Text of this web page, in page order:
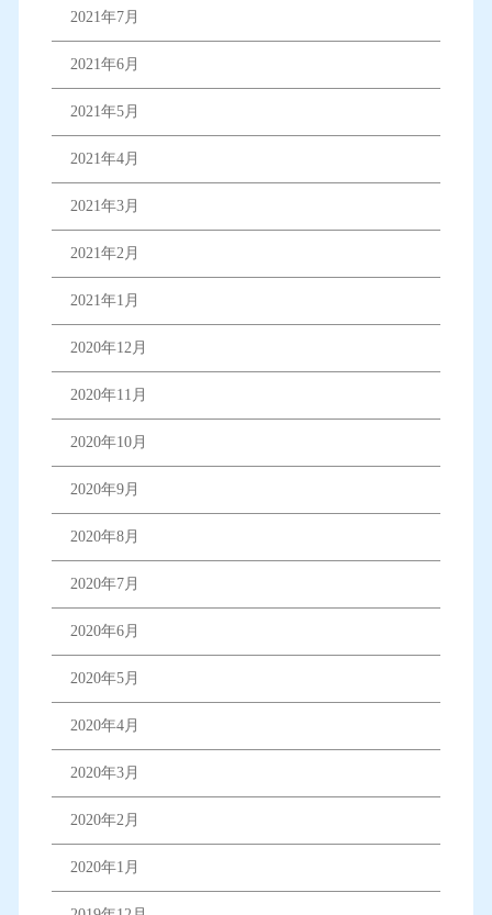
2021年7月
2021年6月
2021年5月
2021年4月
2021年3月
2021年2月
2021年1月
2020年12月
2020年11月
2020年10月
2020年9月
2020年8月
2020年7月
2020年6月
2020年5月
2020年4月
2020年3月
2020年2月
2020年1月